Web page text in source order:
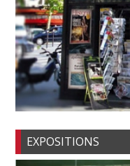
EXPOSITIONS